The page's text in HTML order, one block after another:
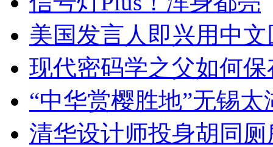
美国发言人即兴用中
现代密码学之父如何
“中华赏樱胜地”无锡
清华设计师投身胡同